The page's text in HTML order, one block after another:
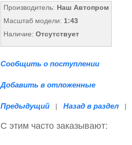
Производитель: Наш Автопром
Масштаб модели: 1:43
Наличие: Отсутствует
Сообщить о поступлении
Добавить в отложенные
Предыдущий | Назад в раздел |
С этим часто заказывают: